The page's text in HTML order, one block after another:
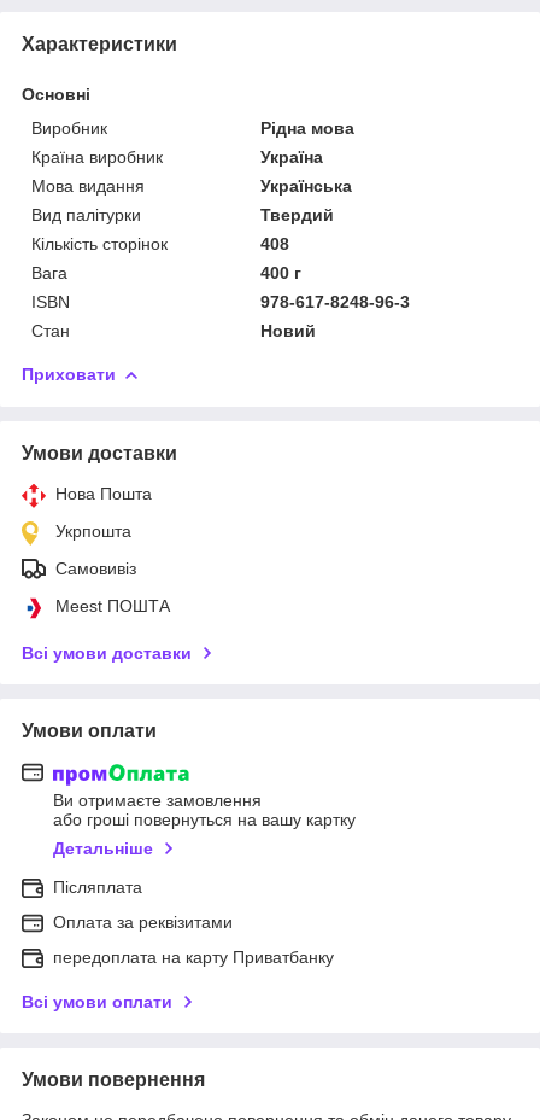
Характеристики
Основні
Виробник
Рідна мова
Країна виробник
Україна
Мова видання
Українська
Вид палітурки
Твердий
Кількість сторінок
408
Вага
400 г
ISBN
978-617-8248-96-3
Стан
Новий
Приховати
Умови доставки
Нова Пошта
Укрпошта
Самовивіз
Meest ПОШТА
Всі умови доставки
Умови оплати
Ви отримаєте замовлення
або гроші повернуться на вашу картку
Детальніше
Післяплата
Оплата за реквізитами
передоплата на карту Приватбанку
Всі умови оплати
Умови повернення